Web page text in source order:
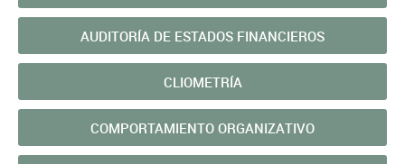
AUDITORÍA DE ESTADOS FINANCIEROS
CLIOMETRÍA
COMPORTAMIENTO ORGANIZATIVO